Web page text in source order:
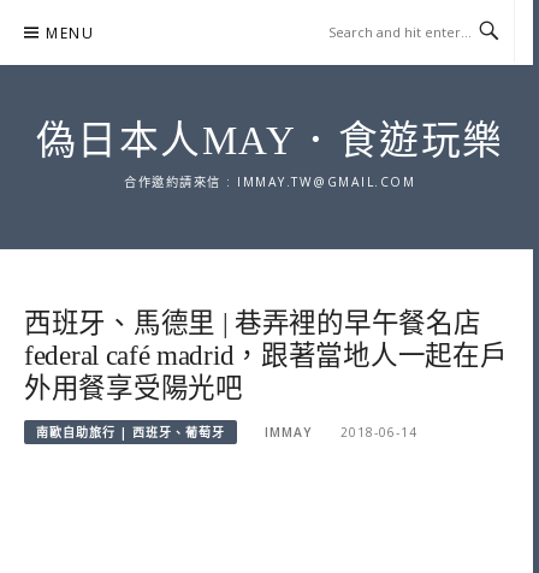
content
MENU
偽日本人MAY．食遊玩樂
合作邀約請來信 : IMMAY.TW@GMAIL.COM
西班牙、馬德里 | 巷弄裡的早午餐名店
federal café madrid，跟著當地人一起在戶
外用餐享受陽光吧
南歐自助旅行 | 西班牙、葡萄牙 IMMAY 2018-06-14